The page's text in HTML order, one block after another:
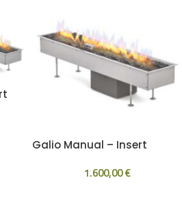
Galio Manual – Insert
1.600,00€